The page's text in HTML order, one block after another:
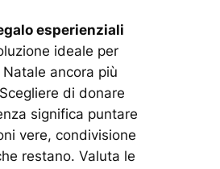
esperienziali
ideale per
ancora più
di donare
significa puntare
vere, condivisione
restano. Valuta le